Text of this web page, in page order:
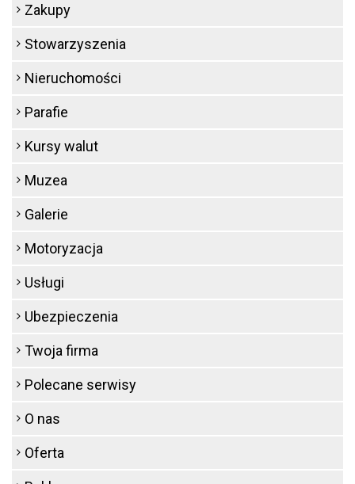
Zakupy
Stowarzyszenia
Nieruchomości
Parafie
Kursy walut
Muzea
Galerie
Motoryzacja
Usługi
Ubezpieczenia
Twoja firma
Polecane serwisy
O nas
Oferta